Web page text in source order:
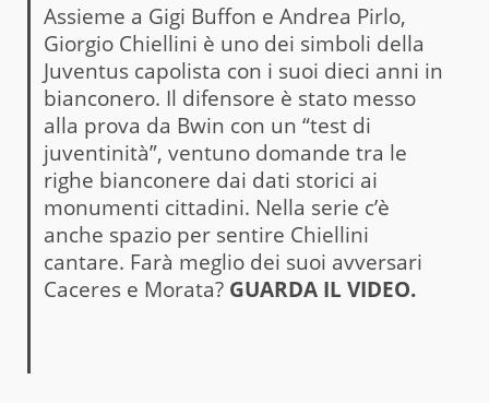
Assieme a Gigi Buffon e Andrea Pirlo,
Giorgio Chiellini è uno dei simboli della
Juventus capolista con i suoi dieci anni in
bianconero. Il difensore è stato messo
alla prova da Bwin con un “test di
juventinità”, ventuno domande tra le
righe bianconere dai dati storici ai
monumenti cittadini. Nella serie c’è
anche spazio per sentire Chiellini
cantare. Farà meglio dei suoi avversari
Caceres e Morata? GUARDA IL VIDEO.